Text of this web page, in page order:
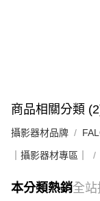
商品相關分類
攝影器材品牌
｜攝影器材專區｜
本分類熱銷全站